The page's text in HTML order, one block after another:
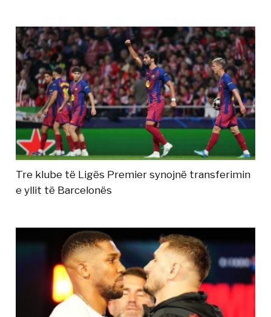
Tre klube të Ligës Premier synojnë transferimin
e yllit të Barcelonës